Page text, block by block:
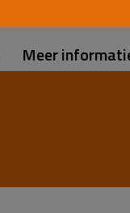
Meer